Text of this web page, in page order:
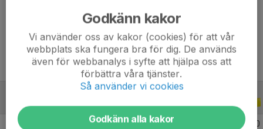
15 år
2026 0
Godkänn kakor
Vi använder oss av kakor (cookies) för att vår
webbplats ska fungera bra för dig. De används
även för webbanalys i syfte att hjälpa oss att
förbättra våra tjänster.
Så använder vi cookies
Godkänn alla kakor